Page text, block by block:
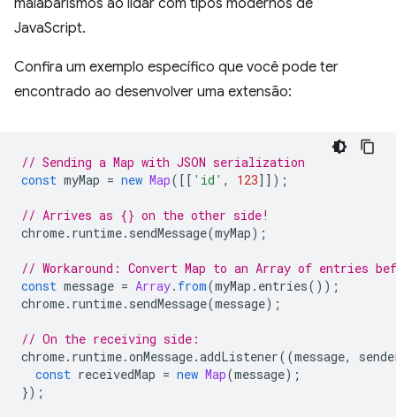
malabarismos ao lidar com tipos modernos de
JavaScript.
Confira um exemplo específico que você pode ter
encontrado ao desenvolver uma extensão:
// Sending a Map with JSON serialization
const myMap = new Map([[ 'id' , 123]]);
// Arrives as {} on the other side!
chrome. runtime. sendMessage(myMap);
// Workaround: Convert Map to an Array of entries
const message = Array. from(myMap . entries());
chrome. runtime. sendMessage(message);
// On the receiving side:
chrome. runtime.onMessage.addListener((message,
const receivedMap = new Map(message);
});